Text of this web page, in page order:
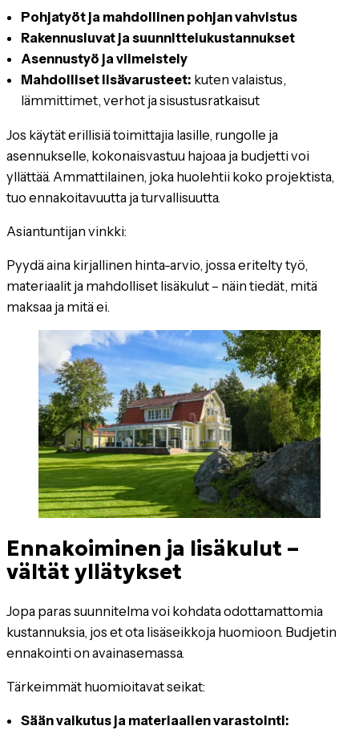
Pohjatyöt ja mahdollinen pohjan vahvistus
Rakennusluvat ja suunnittelukustannukset
Asennustyö ja viimeistely
Mahdolliset lisävarusteet: kuten valaistus,
lämmittimet, verhot ja sisustusratkaisut
Jos käytät erillisiä toimittajia lasille, rungolle ja
asennukselle, kokonaisvastuu hajoaa ja budjetti voi
yllättää. Ammattilainen, joka huolehtii koko projektista,
tuo ennakoitavuutta ja turvallisuutta.
Asiantuntijan vinkki:
Pyydä aina kirjallinen hinta-arvio, jossa eritelty työ,
materiaalit ja mahdolliset lisäkulut – näin tiedät, mitä
maksaa ja mitä ei.
Ennakoiminen ja lisäkulut –
vältät yllätykset
Jopa paras suunnitelma voi kohdata odottamattomia
kustannuksia, jos et ota lisäseikkoja huomioon. Budjetin
ennakointi on avainasemassa.
Tärkeimmät huomioitavat seikat:
Sään vaikutus ja materiaalien varastointi: